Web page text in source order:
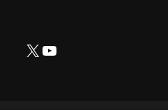
X YouTube